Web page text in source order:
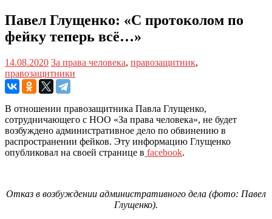
Павел Глущенко: «С протоколом по
фейку теперь всё…»
14.08.2020 За права человека, правозащитник,
правозащитники
В отношении правозащитника Павла Глущенко,
сотрудничающего с НОО «За права человека», не будет
возбуждено административное дело по обвинению в
распространении фейков. Эту информацию Глущенко
опубликовал на своей странице в facebook.
Отказ в возбуждении административного дела (фото: Павел
Глущенко).